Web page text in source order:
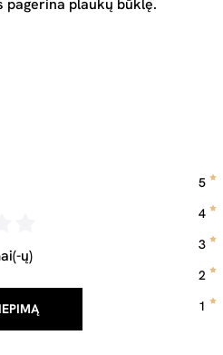
plaukų būklę.
ų)
5
4
3
2
1